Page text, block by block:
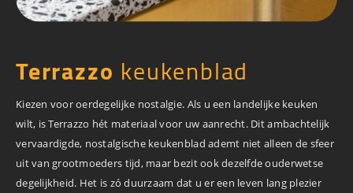
Terrazzo keukenblad
Kiezen voor oerdegelijke nostalgie. Als u een landelijke keuken
wilt, is Terrazzo hét materiaal voor uw aanrecht. Dit ambachtelijk
vervaardigde, nostalgische keukenblad ademt niet alleen de sfeer
uit van grootmoeders tijd, maar bezit ook dezelfde ouderwetse
degelijkheid. Het is zó duurzaam dat u er een leven lang plezier